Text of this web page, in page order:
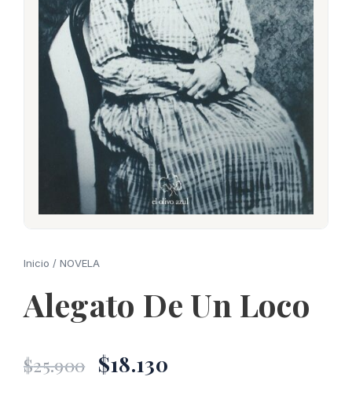
Inicio / NOVELA
Alegato De Un Loco
$25.900 El
$18.130